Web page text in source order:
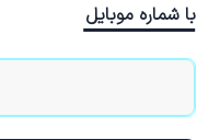
با شماره موبایل